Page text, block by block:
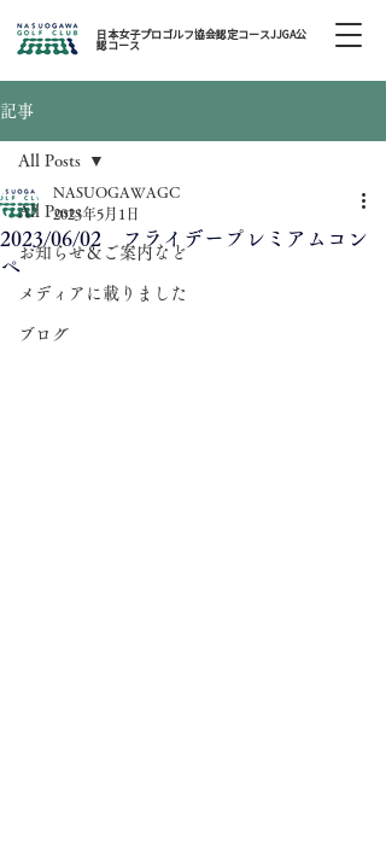
日本女子プロゴルフ協会認定コースJJGA公
認コース
記事
All Posts
お知らせ＆ご案内など
メディアに載りました
ブログ
All Posts
2023/06/02 フライデープレミアムコン
ペ
NASUOGAWAGC
2023年5月1日